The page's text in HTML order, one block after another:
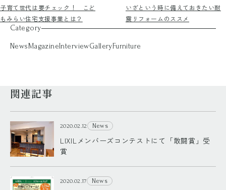
子育て世代は要チェック！ こど
もみらい住宅支援事業とは？
いざという時に備えておきたい耐
震リフォームのススメ
Category
NewsMagazineInterviewGalleryFurniture
関連記事
2020.02.12 News
LIXILメンバーズコンテストにて「敢闘賞」受
賞
2020.02.17 News